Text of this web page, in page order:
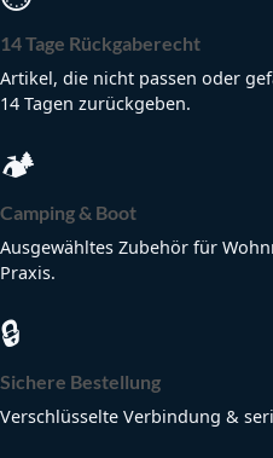
14 Tage Rückgaberecht
Artikel, die nicht passen oder
14 Tagen zurückgeben.
🏕
Camping & Boot
Ausgewähltes Zubehör für
Praxis.
🔒
Sichere Bestellung
Verschlüsselte Verbindung &